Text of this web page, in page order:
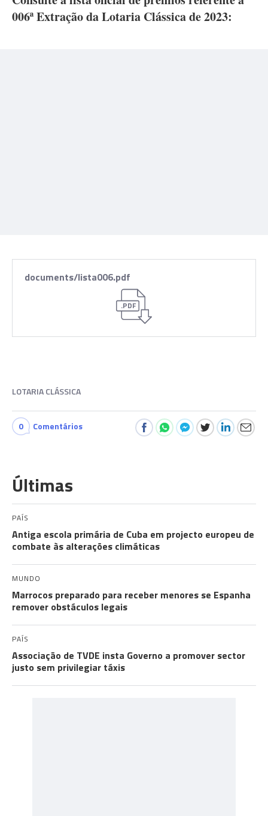
006ª Extração da Lotaria Clássica de 2023:
.PDF
documents/lista006.pdf
LOTARIA CLÁSSICA
0 Comentários
Últimas
PAÍS
Antiga escola primária de Cuba em projecto europeu de
combate às alterações climáticas
MUNDO
Marrocos preparado para receber menores se Espanha
remover obstáculos legais
PAÍS
Associação de TVDE insta Governo a promover sector
justo sem privilegiar táxis